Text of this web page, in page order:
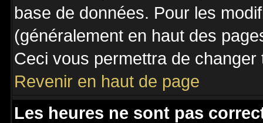
base de données. Pour les
(généralement en haut des
Ceci vous permettra de
Revenir en haut de page
Les heures ne sont pas